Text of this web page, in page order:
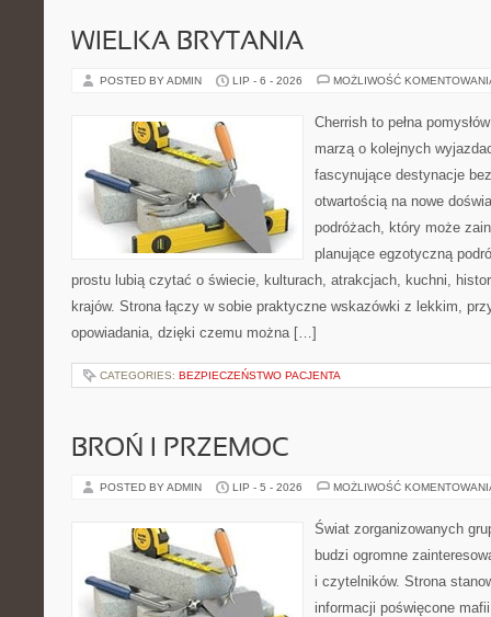
WIELKA BRYTANIA
POSTED BY ADMIN LIP - 6 - 2026 MOŻLIWOŚĆ
Cherrish to pełna
marzą o kolejnych
fascynujące destynacje
otwartością na nowe
podróżach, który może
planujące egzotyczną
prostu lubią czytać o świecie, kulturach, atrakcjach, kuchni,
krajów. Strona łączy w sobie praktyczne wskazówki z lekkim,
opowiadania, dzięki czemu można […]
CATEGORIES: BEZPIECZEŃSTWO PACJENTA
BROŃ I PRZEMOC
POSTED BY ADMIN LIP - 5 - 2026 MOŻLIWOŚĆ
Świat zorganizowanych
budzi ogromne
i czytelników. Strona
informacji poświęcone